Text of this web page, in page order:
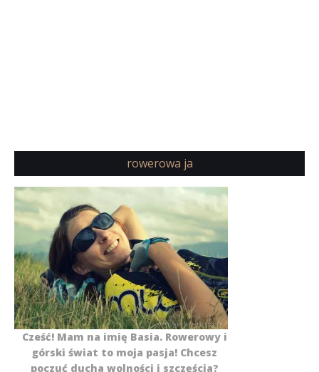
rowerowa ja
Cześć! Mam na imię Basia. Rowerowy i
górski świat to moja pasja! Chcesz
poczuć ducha wolności i szczęścia?